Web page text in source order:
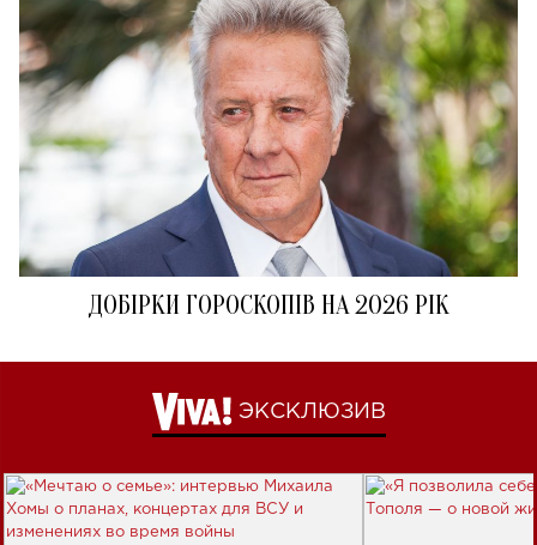
ДОБІРКИ ГОРОСКОПІВ НА 2026 РІК
ЭКСКЛЮЗИВ